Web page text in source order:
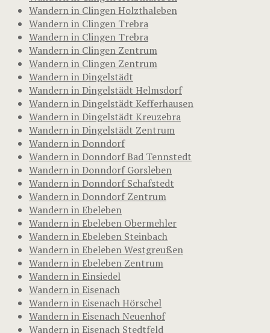
Wandern in Clingen Holzthaleben
Wandern in Clingen Trebra
Wandern in Clingen Trebra
Wandern in Clingen Zentrum
Wandern in Clingen Zentrum
Wandern in Dingelstädt
Wandern in Dingelstädt Helmsdorf
Wandern in Dingelstädt Kefferhausen
Wandern in Dingelstädt Kreuzebra
Wandern in Dingelstädt Zentrum
Wandern in Donndorf
Wandern in Donndorf Bad Tennstedt
Wandern in Donndorf Gorsleben
Wandern in Donndorf Schafstedt
Wandern in Donndorf Zentrum
Wandern in Ebeleben
Wandern in Ebeleben Obermehler
Wandern in Ebeleben Steinbach
Wandern in Ebeleben Westgreußen
Wandern in Ebeleben Zentrum
Wandern in Einsiedel
Wandern in Eisenach
Wandern in Eisenach Hörschel
Wandern in Eisenach Neuenhof
Wandern in Eisenach Stedtfeld